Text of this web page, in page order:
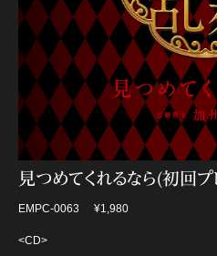
見つめてくれるなら(初回
EMPC-0063 ¥1,980
<CD>